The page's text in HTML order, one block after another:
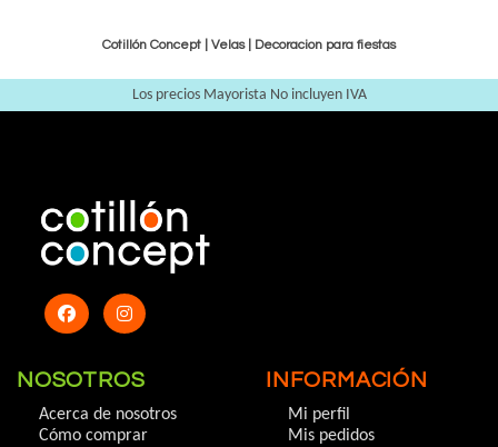
Cotillón Concept | Velas| Decoracion para fiestas
Los precios Mayorista No incluyen IVA
NOSOTROS
Acerca de nosotros
Cómo comprar
INFORMACIÓN
Mi perfil
Mis pedidos